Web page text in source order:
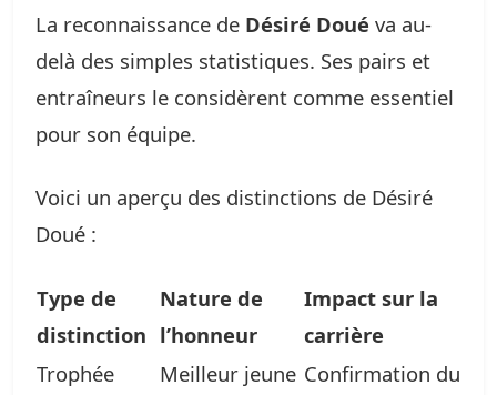
La reconnaissance de Désiré Doué va au-
delà des simples statistiques. Ses pairs et
entraîneurs le considèrent comme essentiel
pour son équipe.
Voici un aperçu des distinctions de Désiré
Doué :
Type de
distinction
Nature de
l’honneur
Impact sur la
carrière
Trophée
Meilleur jeune Confirmation du